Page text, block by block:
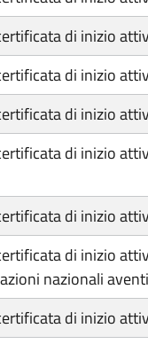
di inizio
di inizio
di inizio
di inizio
di inizio
di inizio
nazionali
di inizio